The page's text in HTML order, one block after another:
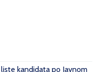
kandidata po Javnom